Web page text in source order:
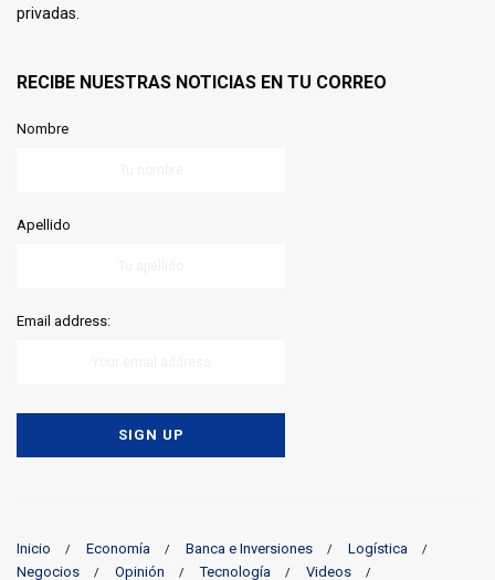
privadas.
RECIBE NUESTRAS NOTICIAS EN TU CORREO
Nombre
Apellido
Email address:
Inicio Economía Banca e Inversiones
Logística
Negocios
Opinión Tecnología Videos